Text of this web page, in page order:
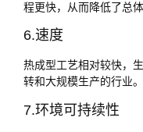
程更快，从而降低了总体
6.速度
热成型工艺相对较快，
转和大规模生产的行业。
7.环境可持续性